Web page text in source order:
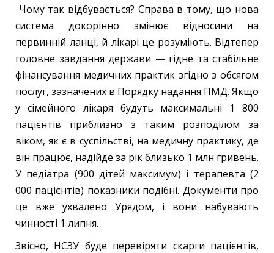
Чому так відбувається? Справа в тому, що нова
система докорінно змінює відносини на
первинній ланці, й лікарі це розуміють. Відтепер
головне завдання держави — гідне та стабільне
фінансування медичних практик згідно з обсягом
послуг, зазначених в Порядку надання ПМД. Якщо
у сімейного лікаря будуть максимальні 1 800
пацієнтів приблизно з таким розподілом за
віком, як є в суспільстві, на медичну практику, де
він працює, надійде за рік близько 1 млн гривень.
У педіатра (900 дітей максимум) і терапевта (2
000 пацієнтів) показники подібні. Документи про
це вже ухвалено Урядом, і вони набувають
чинності 1 липня.
Звісно, НСЗУ буде перевіряти скарги пацієнтів,